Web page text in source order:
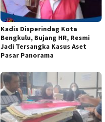
Kadis Disperindag Kota
Bengkulu, Bujang HR, Resmi
Jadi Tersangka Kasus Aset
Pasar Panorama